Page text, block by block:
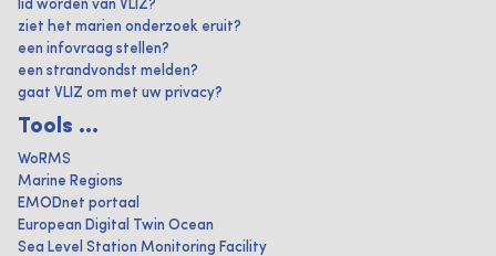
lid worden van VLIZ?
ziet het marien onderzoek eruit?
een infovraag stellen?
een strandvondst melden?
gaat VLIZ om met uw privacy?
Tools ...
WoRMS
Marine Regions
EMODnet portaal
European Digital Twin Ocean
Sea Level Station Monitoring Facility